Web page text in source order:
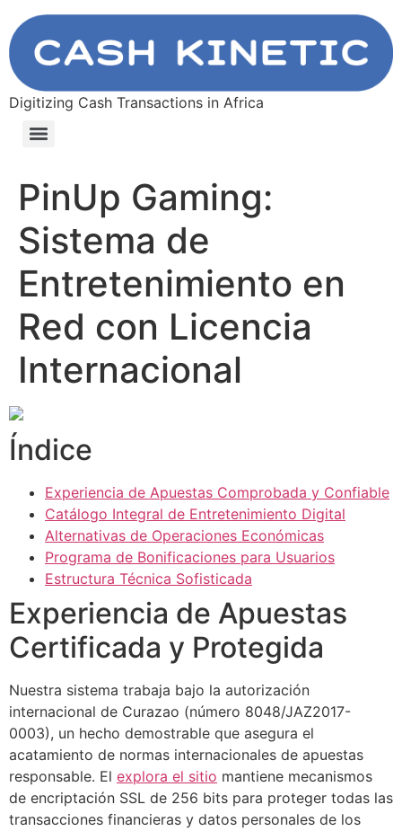
Digitizing Cash Transactions in Africa
PinUp Gaming:
Sistema de
Entretenimiento en
Red con Licencia
Internacional
Índice
Experiencia de Apuestas Comprobada y Confiable
Catálogo Integral de Entretenimiento Digital
Alternativas de Operaciones Económicas
Programa de Bonificaciones para Usuarios
Estructura Técnica Sofisticada
Experiencia de Apuestas
Certificada y Protegida
Nuestra sistema trabaja bajo la autorización
internacional de Curazao (número 8048/JAZ2017-
0003), un hecho demostrable que asegura el
acatamiento de normas internacionales de apuestas
responsable. El explora el sitio mantiene mecanismos
de encriptación SSL de 256 bits para proteger todas las
transacciones financieras y datos personales de los